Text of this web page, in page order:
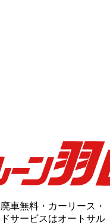
車無料・カーリース・
サービスはオートサル